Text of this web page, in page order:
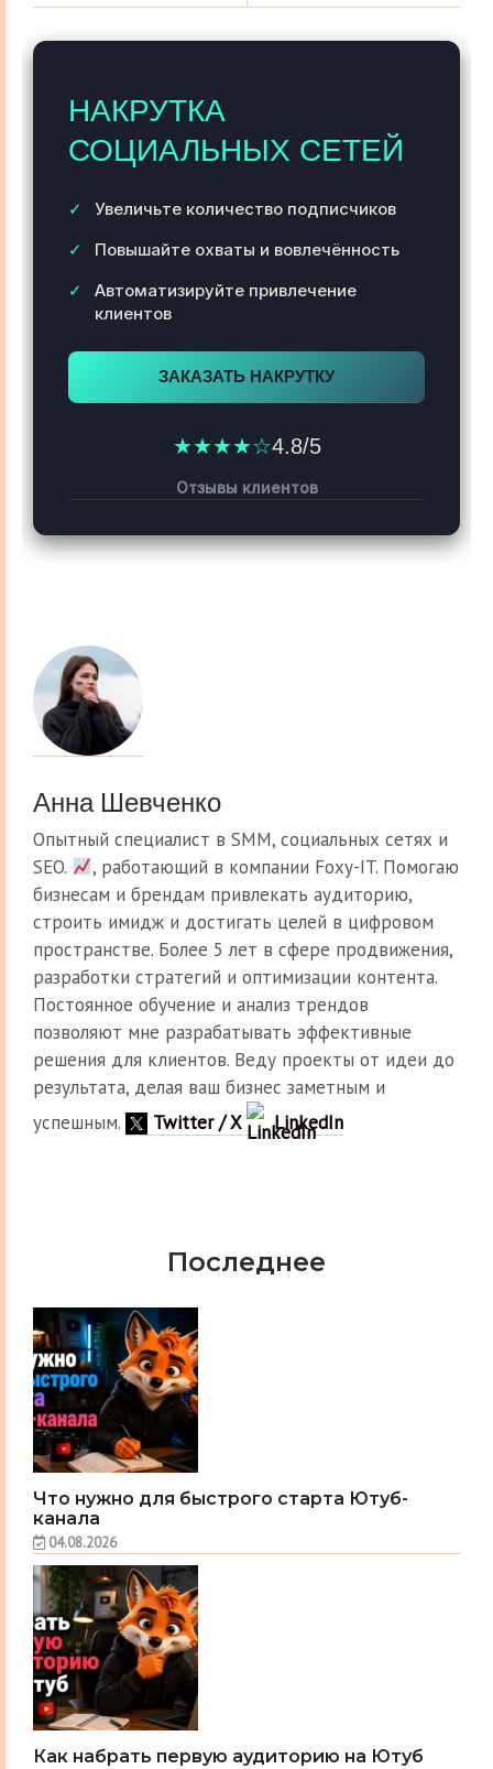
НАКРУТКА
СОЦИАЛЬНЫХ СЕТЕЙ
Увеличьте количество подписчиков
Повышайте охваты и вовлечённость
Автоматизируйте привлечение
клиентов
ЗАКАЗАТЬ НАКРУТКУ
★★★★☆4.8/5
Отзывы клиентов
Анна Шевченко
Опытный специалист в SMM, социальных сетях и
SEO.
, работающий в компании Foxy-IT. Помогаю
бизнесам и брендам привлекать аудиторию,
строить имидж и достигать целей в цифровом
пространстве. Более 5 лет в сфере продвижения,
разработки стратегий и оптимизации контента.
Постоянное обучение и анализ трендов
позволяют мне разрабатывать эффективные
решения для клиентов. Веду проекты от идеи до
результата, делая ваш бизнес заметным и
успешным.
Twitter / X LinkedIn
Последнее
Что нужно для быстрого старта Ютуб-
канала
04.08.2026
Как набрать первую аудиторию на Ютуб